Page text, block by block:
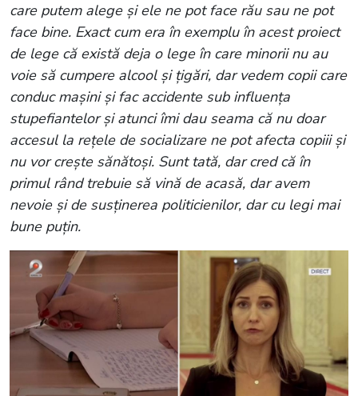
care putem alege și ele ne pot face rău sau ne pot
face bine. Exact cum era în exemplu în acest proiect
de lege că există deja o lege în care minorii nu au
voie să cumpere alcool și țigări, dar vedem copii care
conduc mașini și fac accidente sub influența
stupefiantelor și atunci îmi dau seama că nu doar
accesul la rețele de socializare ne pot afecta copiii și
nu vor crește sănătoși. Sunt tată, dar cred că în
primul rând trebuie să vină de acasă, dar avem
nevoie și de susținerea politicienilor, dar cu legi mai
bune puțin.